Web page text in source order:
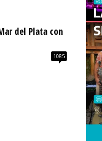
del Plata con
1085